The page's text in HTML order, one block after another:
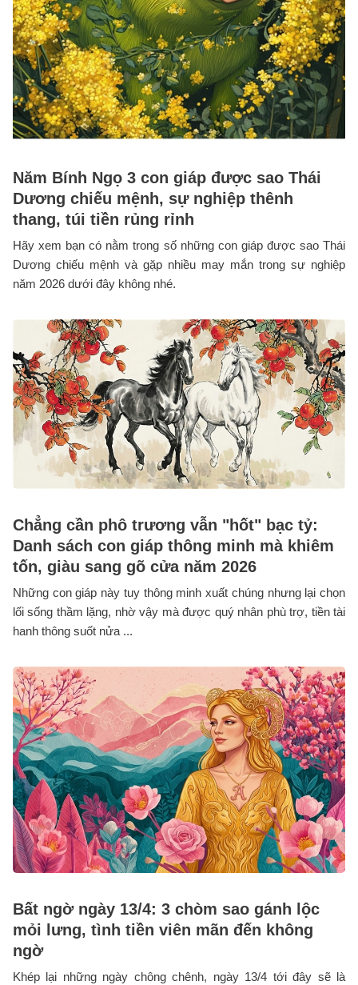
Năm Bính Ngọ 3 con giáp được sao Thái
Dương chiếu mệnh, sự nghiệp thênh
thang, túi tiền rủng rỉnh
Hãy xem bạn có nằm trong số những con giáp được sao Thái
Dương chiếu mệnh và gặp nhiều may mắn trong sự nghiệp
năm 2026 dưới đây không nhé.
Chẳng cần phô trương vẫn "hốt" bạc tỷ:
Danh sách con giáp thông minh mà khiêm
tốn, giàu sang gõ cửa năm 2026
Những con giáp này tuy thông minh xuất chúng nhưng lại chọn
lối sống thầm lặng, nhờ vậy mà được quý nhân phù trợ, tiền tài
hanh thông suốt nửa ...
Bất ngờ ngày 13/4: 3 chòm sao gánh lộc
mỏi lưng, tình tiền viên mãn đến không
ngờ
Khép lại những ngày chông chênh, ngày 13/4 tới đây sẽ là